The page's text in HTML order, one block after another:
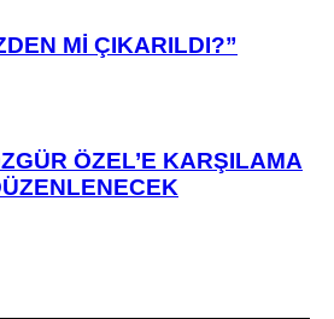
Mİ ÇIKARILDI?”
ÖZEL’E KARŞILAMA